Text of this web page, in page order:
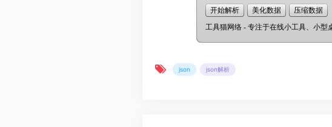
json json解析